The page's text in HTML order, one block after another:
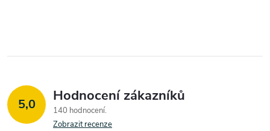
5,0 Hodnocení zákazníků
140 hodnocení
Zobrazit recenze